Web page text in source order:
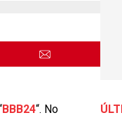
BBB24“. No